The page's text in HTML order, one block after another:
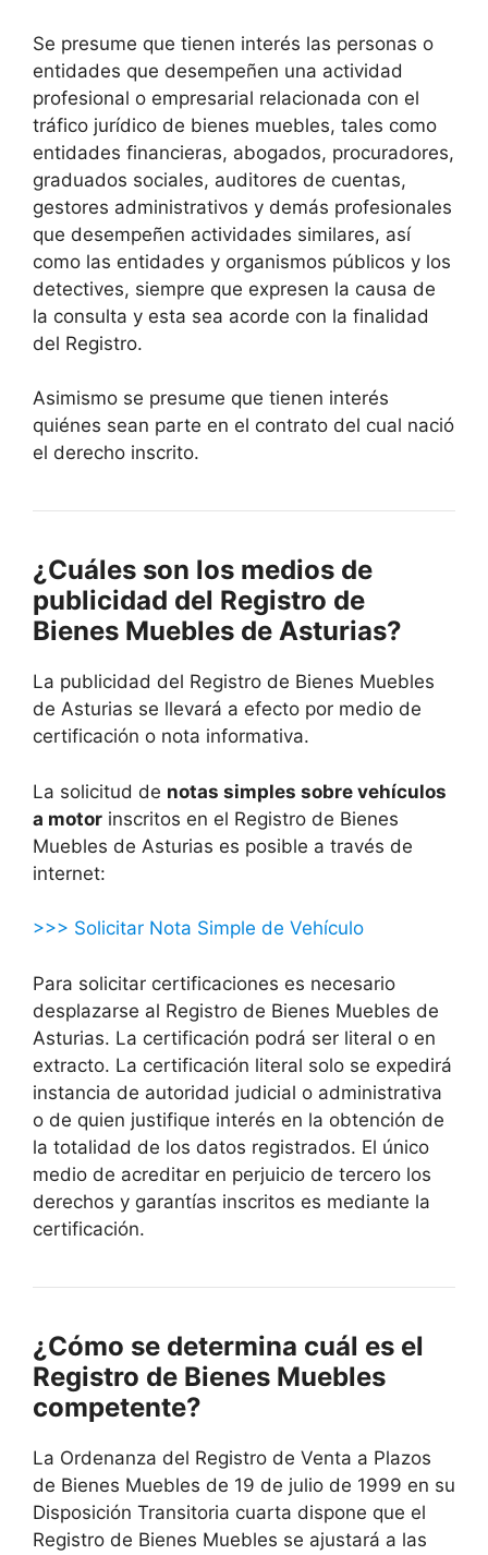
Se presume que tienen interés las personas o
entidades que desempeñen una actividad
profesional o empresarial relacionada con el
tráfico jurídico de bienes muebles, tales como
entidades financieras, abogados, procuradores,
graduados sociales, auditores de cuentas,
gestores administrativos y demás profesionales
que desempeñen actividades similares, así
como las entidades y organismos públicos y los
detectives, siempre que expresen la causa de
la consulta y esta sea acorde con la finalidad
del Registro.
Asimismo se presume que tienen interés
quiénes sean parte en el contrato del cual nació
el derecho inscrito.
¿Cuáles son los medios de
publicidad del Registro de
Bienes Muebles de Asturias?
La publicidad del Registro de Bienes Muebles
de Asturias se llevará a efecto por medio de
certificación o nota informativa.
La solicitud de notas simples sobre vehículos
a motor inscritos en el Registro de Bienes
Muebles de Asturias es posible a través de
internet:
>>> Solicitar Nota Simple de Vehículo
Para solicitar certificaciones es necesario
desplazarse al Registro de Bienes Muebles de
Asturias. La certificación podrá ser literal o en
extracto. La certificación literal solo se expedirá
instancia de autoridad judicial o administrativa
o de quien justifique interés en la obtención de
la totalidad de los datos registrados. El único
medio de acreditar en perjuicio de tercero los
derechos y garantías inscritos es mediante la
certificación.
¿Cómo se determina cuál es el
Registro de Bienes Muebles
competente?
La Ordenanza del Registro de Venta a Plazos
de Bienes Muebles de 19 de julio de 1999 en su
Disposición Transitoria cuarta dispone que el
Registro de Bienes Muebles se ajustará a las